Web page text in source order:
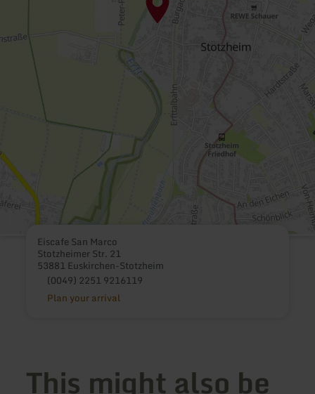
Eiscafe San Marco
Stotzheimer Str. 21
53881 Euskirchen-Stotzheim
(0049) 2251 9216119
Plan your arrival
This might also be